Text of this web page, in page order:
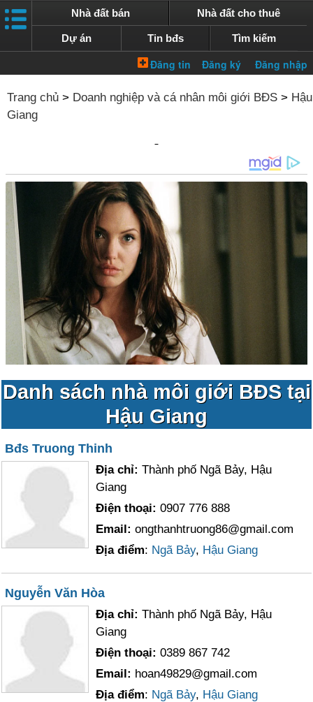
Nhà đất bán Nhà đất cho thuê
Dự án Tin bđs Tìm kiếm
Trang chủ > Doanh nghiệp và cá nhân môi giới BĐS > Hậu
Giang
Danh sách nhà môi giới BĐS tại
Hậu Giang
Bđs Truong Thinh
Địa chỉ:Thành phố Ngã Bảy, Hậu
Giang
Điện thoại:0907 776 888
Email:ongthanhtruong86@gmail.com
Địa điểm: Ngã Bảy, Hậu Giang
Nguyễn Văn Hòa
Địa chỉ:Thành phố Ngã Bảy, Hậu
Giang
Điện thoại:0389 867 742
Email: hoan49829@gmail.com
Địa điểm: Ngã Bảy, Hậu Giang